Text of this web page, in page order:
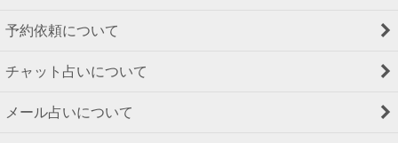
予約依頼について
チャット占いについて
メール占いについて